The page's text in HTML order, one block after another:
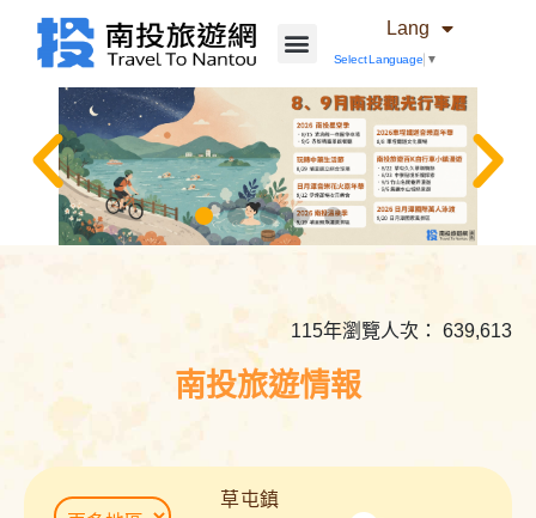
Lang
Select Language ▼
115年瀏覽人次： 639,613
南投旅遊情報
草屯鎮